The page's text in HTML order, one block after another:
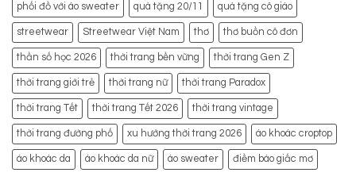
phối đồ với áo sweater quà tặng 20/11 quà tặng cô giáo
streetwear Streetwear Việt Nam thơ thơ buồn cô đơn
thần số học 2026 thời trang bền vững thời trang Gen Z
thời trang giới trẻ thời trang nữ thời trang Paradox
thời trang Tết thời trang Tết 2026 thời trang vintage
thời trang đường phố xu hướng thời trang 2026 áo khoác croptop
áo khoác da áo khoác da nữ áo sweater điềm báo giấc mơ